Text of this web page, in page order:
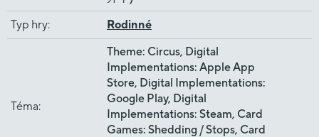
Typ hry: Rodinné
Téma:
Theme: Circus, Digital
Implementations: Apple App
Store, Digital Implementations:
Google Play, Digital
Implementations: Steam, Card
Games: Shedding / Stops, Card